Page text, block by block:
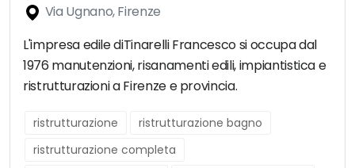
Via Ugnano, Firenze
L'impresa edile diTinarelli Francesco si occupa dal
1976 manutenzioni, risanamenti edili, impiantistica e
ristrutturazioni a Firenze e provincia.
ristrutturazione
ristrutturazione bagno
ristrutturazione completa